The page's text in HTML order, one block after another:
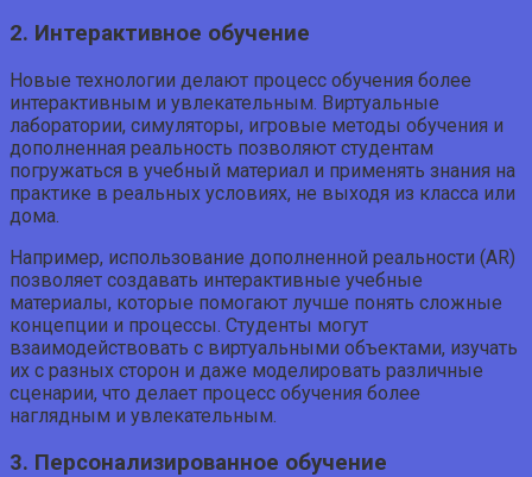
2. Интерактивное обучение
Новые технологии делают процесс обучения более
интерактивным и увлекательным. Виртуальные
лаборатории, симуляторы, игровые методы обучения и
дополненная реальность позволяют студентам
погружаться в учебный материал и применять знания на
практике в реальных условиях, не выходя из класса или
дома.
Например, использование дополненной реальности (AR)
позволяет создавать интерактивные учебные
материалы, которые помогают лучше понять сложные
концепции и процессы. Студенты могут
взаимодействовать с виртуальными объектами, изучать
их с разных сторон и даже моделировать различные
сценарии, что делает процесс обучения более
наглядным и увлекательным.
3. Персонализированное обучение